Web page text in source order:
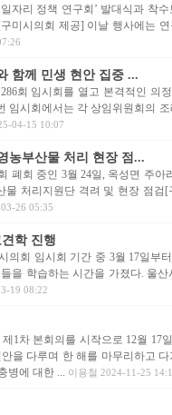
자리 정책 연구회’ 발대식과 착
미시의회 제공] 이날 행사에는
함께 민생 현안 집중 ...
회 임시회를 열고 본격적인 의
시회에서는 각 상임위원회의
04-15 10:07
농부산물 처리 현장 점...
폐회 중인 3월 24일, 옥성면 주아
처리지원단 격려 및 현장 점검
26 05:35
학 진행
회 임시회 기간 중 3월 17일부
을 학습하는 시간을 가졌다. 울
19 08:22
1차 본회의를 시작으로 12월 17
을 다루며 한 해를 마무리하고
병에 대한 ... 이용철 2024-11-25